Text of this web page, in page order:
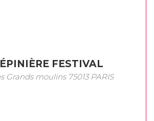
FESTIVAL
Grands moulins 75013 PARIS